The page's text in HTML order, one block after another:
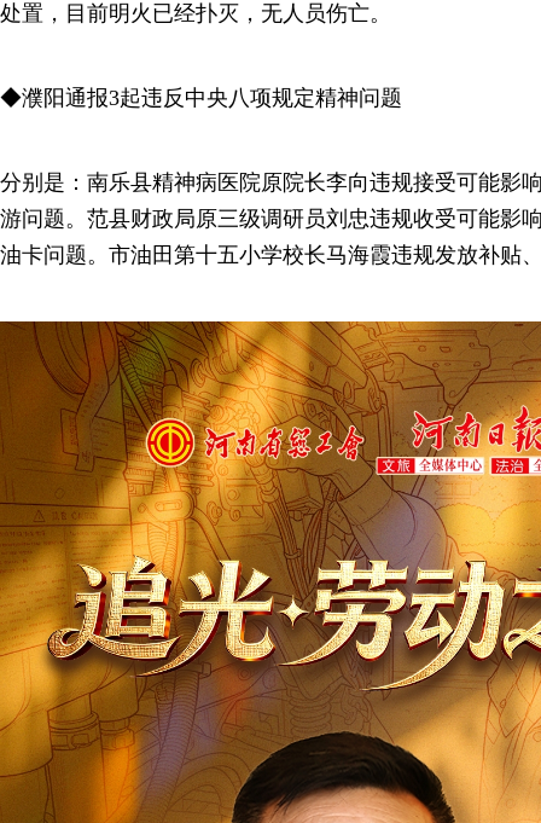
处置，目前明火已经扑灭，无人员伤亡。
◆濮阳通报3起违反中央八项规定精神问题
分别是：南乐县精神病医院原院长李向违规接受可能影
游问题。范县财政局原三级调研员刘忠违规收受可能影
油卡问题。市油田第十五小学校长马海霞违规发放补贴